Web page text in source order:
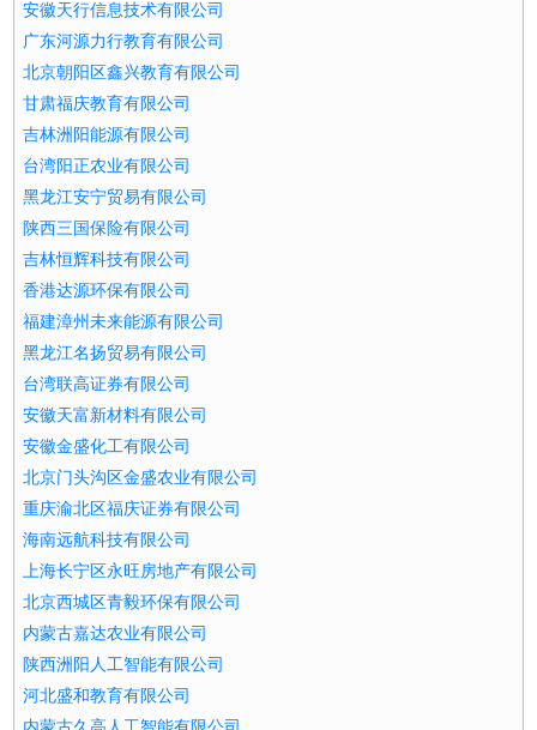
安徽天行信息技术有限公司
广东河源力行教育有限公司
北京朝阳区鑫兴教育有限公司
甘肃福庆教育有限公司
吉林洲阳能源有限公司
台湾阳正农业有限公司
黑龙江安宁贸易有限公司
陕西三国保险有限公司
吉林恒辉科技有限公司
香港达源环保有限公司
福建漳州未来能源有限公司
黑龙江名扬贸易有限公司
台湾联高证券有限公司
安徽天富新材料有限公司
安徽金盛化工有限公司
北京门头沟区金盛农业有限公司
重庆渝北区福庆证券有限公司
海南远航科技有限公司
上海长宁区永旺房地产有限公司
北京西城区青毅环保有限公司
内蒙古嘉达农业有限公司
陕西洲阳人工智能有限公司
河北盛和教育有限公司